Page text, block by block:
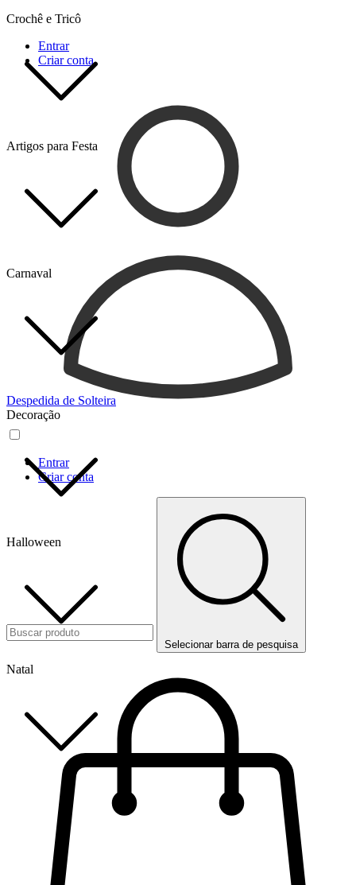
Crochê e Tricô
Artigos para Festa
Carnaval
Despedida de Solteira
Decoração
Halloween
Natal
Entrar
Criar conta
Entrar
Criar conta
Selecionar barra de pesquisa